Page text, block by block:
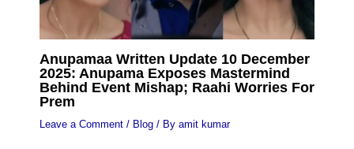
Anupamaa Written Update 10 December
2025: Anupama Exposes Mastermind
Behind Event Mishap; Raahi Worries For
Prem
Leave a Comment / Blog/ By amit kumar